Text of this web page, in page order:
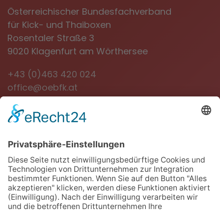
Österreichischer Bundesfachverband
für Kick- und Thaiboxen
Rosentaler Straße 3
9020 Klagenfurt am Wörthersee
+43 (0)463 420 024
office@oebfk.at
NEWSLETTER